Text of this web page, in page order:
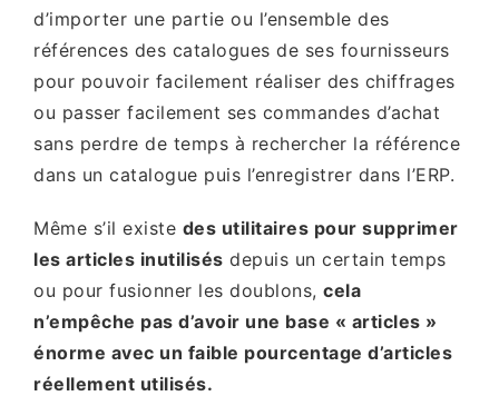
d’importer une partie ou l’ensemble des
références des catalogues de ses fournisseurs
pour pouvoir facilement réaliser des chiffrages
ou passer facilement ses commandes d’achat
sans perdre de temps à rechercher la référence
dans un catalogue puis l’enregistrer dans l’ERP.
Même s’il existe des utilitaires pour supprimer
les articles inutilisés depuis un certain temps
ou pour fusionner les doublons, cela
n’empêche pas d’avoir une base « articles »
énorme avec un faible pourcentage d’articles
réellement utilisés.